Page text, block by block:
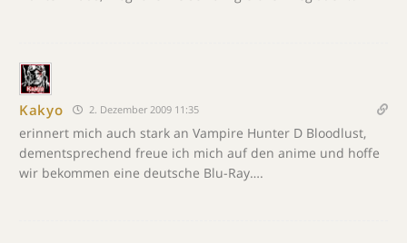
Kakyo 2. Dezember 2009 11:35
erinnert mich auch stark an Vampire Hunter D Bloodlust,
dementsprechend freue ich mich auf den anime und hoffe
wir bekommen eine deutsche Blu-Ray….